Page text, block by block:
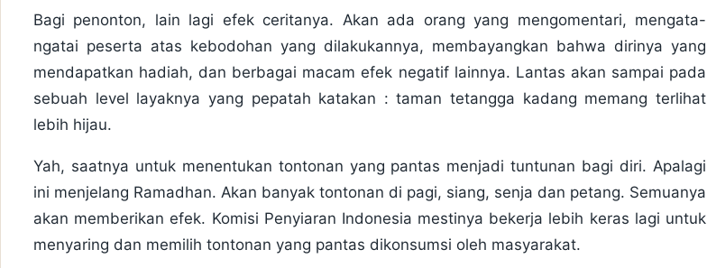
Bagi penonton, lain lagi efek ceritanya. Akan ada orang yang mengomentari, mengata-
ngatai peserta atas kebodohan yang dilakukannya, membayangkan bahwa dirinya yang
mendapatkan hadiah, dan berbagai macam efek negatif lainnya. Lantas akan sampai pada
sebuah level layaknya yang pepatah katakan : taman tetangga kadang memang terlihat
lebih hijau.
Yah, saatnya untuk menentukan tontonan yang pantas menjadi tuntunan bagi diri. Apalagi
ini menjelang Ramadhan. Akan banyak tontonan di pagi, siang, senja dan petang. Semuanya
akan memberikan efek. Komisi Penyiaran Indonesia mestinya bekerja lebih keras lagi untuk
menyaring dan memilih tontonan yang pantas dikonsumsi oleh masyarakat.